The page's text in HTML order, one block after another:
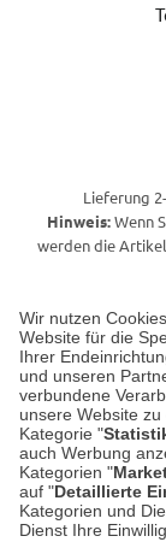
Wir nutzen
Website für die
Ihrer
und unseren
verbundene
unsere Website
Kategorie "
auch Werbung
Kategorien "
auf "Detaillierte
Kategorien und
Dienst Ihre
Lieferung
Hinweis:Wenn
werden die
Montag